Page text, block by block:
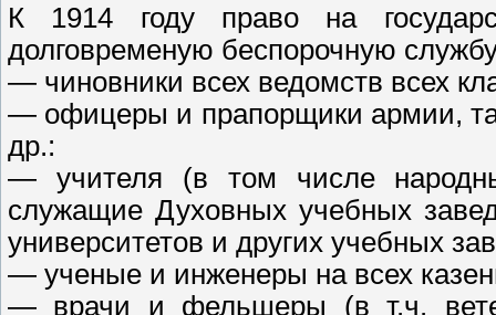
К 1914 году право на
долговременую беспорочную
— чиновники всех ведомств всех
— офицеры и прапорщики армии,
др.:
— учителя (в том числе
служащие Духовных учебных
университетов и других учебных
— ученые и инженеры на всех
— врачи и фельшеры (в т.ч.